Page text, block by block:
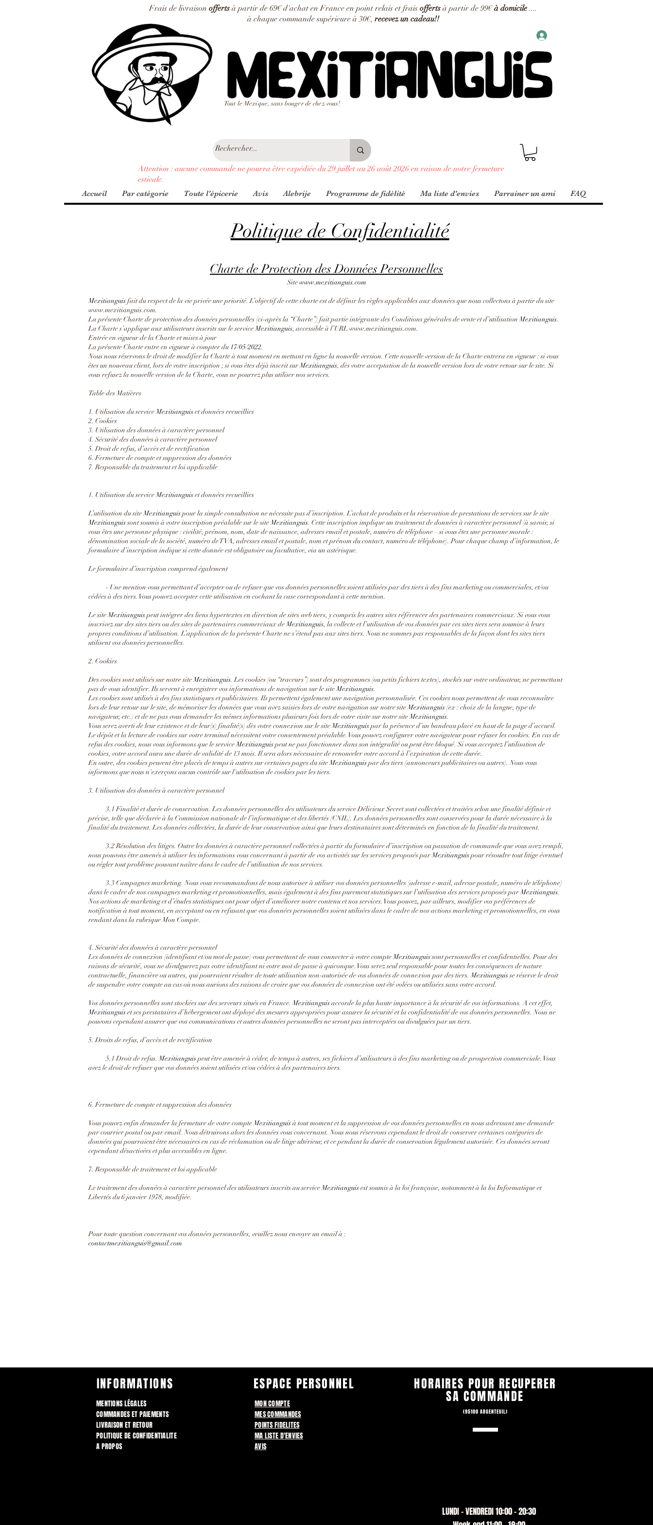
Tout le Mexique, sans bouger de chez vous!
Frais de livraison offerts à partir de 69€ d'achat en France en point relais et frais offerts à partir de 99€à domicile ....
à chaque commande supérieure à 30€, recevez un cadeau!!
Attention : aucune commande ne pourra être expédiée du 29 juillet au 26 août 2026 en raison de notre fermeture
estivale.
Accueil Par catégorie Toute l'épicerie Avis Alebrije Programme de fidélité Ma liste d'envies Parrainer un ami FAQ
Politique de Confidentialité
Charte de Protection des Données Personnelles
Sitewww.mexitianguis.com
Mexitianguisfait du respect de la vie privée une priorité. L’objectif de cette charte est de définir les règles applicables aux données que nous collectons à partir du site
www.mexitianguis.com.
La présente Charte de protection des données personnelles (ci-après la “Charte”) fait partie intégrante des Conditions générales de vente et d’utilisationMexitianguis.
La Charte s’applique aux utilisateurs inscrits sur le serviceMexitianguis, accessible à l’URL www.mexitianguis.com.
Entrée en vigueur de la Charte et mises à jour
La présente Charte entre en vigueur à compter du 17/05/2022.
Nous nous réservons le droit de modifier la Charte à tout moment en mettant en ligne la nouvelle version. Cette nouvelle version de la Charte entrera en vigueur : si vous
êtes un nouveau client, lors de votre inscription ; si vous êtes déjà inscrit surMexitianguis, dès votre acceptation de la nouvelle version lors de votre retour sur le site. Si
vous refusez la nouvelle version de la Charte, vous ne pourrez plus utiliser nos services.
Table des Matières
1. Utilisation du serviceMexitianguiset données recueillies
2. Cookies
3. Utilisation des données à caractère personnel
4. Sécurité des données à caractère personnel
5. Droit de refus, d’accès et de rectification
6. Fermeture de compte et suppression des données
7. Responsable du traitement et loi applicable
1. Utilisation du serviceMexitianguiset données recueillies
L’utilisation du siteMexitianguispour la simple consultation ne nécessite pas d’inscription. L’achat de produits et la réservation de prestations de services sur le site
Mexitianguissont soumis à votre inscription préalable sur le siteMexitianguis. Cette inscription implique un traitement de données à caractère personnel (à savoir, si
vous êtes une personne physique : civilité, prénom, nom, date de naissance, adresses email et postale, numéro de téléphone – si vous êtes une personne morale :
dénomination sociale de la société, numéro de TVA, adresses email et postale, nom et prénom du contact, numéro de téléphone). Pour chaque champ d’information, le
formulaire d’inscription indique si cette donnée est obligatoire ou facultative, via un astérisque.
Le formulaire d’inscription comprend également
- Une mention vous permettant d’accepter ou de refuser que vos données personnelles soient utilisées par des tiers à des fins marketing ou commerciales, et/ou
cédées à des tiers. Vous pouvez accepter cette utilisation en cochant la case correspondant à cette mention.
Le siteMexitianguispeut intégrer des liens hypertextes en direction de sites web tiers, y compris les autres sites référencer des partenaires commerciaux. Si vous vous
inscrivez sur des sites tiers ou des sites de partenaires commerciaux deMexitianguis, la collecte et l’utilisation de vos données par ces sites tiers sera soumise à leurs
propres conditions d’utilisation. L’application de la présente Charte ne s’étend pas aux sites tiers. Nous ne sommes pas responsables de la façon dont les sites tiers
utilisent vos données personnelles.
2. Cookies
Des cookies sont utilisés sur notre siteMexitianguis. Les cookies (ou “traceurs”) sont des programmes (ou petits fichiers textes), stockés sur votre ordinateur, ne permettant
pas de vous identifier. Ils servent à enregistrer vos informations de navigation sur le siteMexitianguis.
Les cookies sont utilisés à des fins statistiques et publicitaires. Ils permettent également une navigation personnalisée. Ces cookies nous permettent de vous reconnaître
lors de leur retour sur le site, de mémoriser les données que vous avez saisies lors de votre navigation sur notre siteMexitianguis(ex : choix de la langue, type de
navigateur, etc.) et de ne pas vous demander les mêmes informations plusieurs fois lors de votre visite sur notre siteMexitianguis.
Vous serez averti de leur existence et de leur(s) finalité(s) dès votre connexion sur le siteMexitianguispar la présence d’un bandeau placé en haut de la page d’accueil.
Le dépôt et la lecture de cookies sur votre terminal nécessitent votre consentement préalable. Vous pouvez configurer votre navigateur pour refuser les cookies. En cas de
refus des cookies, nous vous informons que le serviceMexitianguispeut ne pas fonctionner dans son intégralité ou peut être bloqué. Si vous acceptez l’utilisation de
cookies, votre accord aura une durée de validité de 13 mois. Il sera alors nécessaire de renouveler votre accord à l’expiration de cette durée.
En outre, des cookies peuvent être placés de temps à autres sur certaines pages du siteMexitianguispar des tiers (annonceurs publicitaires ou autres). Nous vous
informons que nous n'exerçons aucun contrôle sur l'utilisation de cookies par les tiers.
3. Utilisation des données à caractère personnel
3.1 Finalité et durée de conservation. Les données personnelles des utilisateurs du service Délicieux Secret sont collectées et traitées selon une finalité définie et
précise, telle que déclarée à la Commission nationale de l’informatique et des libertés (CNIL). Les données personnelles sont conservées pour la durée nécessaire à la
finalité du traitement. Les données collectées, la durée de leur conservation ainsi que leurs destinataires sont déterminés en fonction de la finalité du traitement.
3.2 Résolution des litiges. Outre les données à caractère personnel collectées à partir du formulaire d’inscription ou passation de commande que vous avez rempli,
nous pouvons être amenés à utiliser les informations vous concernant à partir de vos activités sur les services proposés parMexitianguispour résoudre tout litige éventuel
ou régler tout problème pouvant naître dans le cadre de l’utilisation de nos services.
3.3 Campagnes marketing. Nous vous recommandons de nous autoriser à utiliser vos données personnelles (adresse e-mail, adresse postale, numéro de téléphone)
dans le cadre de nos campagnes marketing et promotionnelles, mais également à des fins purement statistiques sur l’utilisation des services proposés parMexitianguis.
Nos actions de marketing et d’études statistiques ont pour objet d’améliorer notre contenu et nos services. Vous pouvez, par ailleurs, modifier vos préférences de
notification à tout moment, en acceptant ou en refusant que vos données personnelles soient utilisées dans le cadre de nos actions marketing et promotionnelles, en vous
rendant dans la rubrique Mon Compte.
4. Sécurité des données à caractère personnel
Les données de connexion (identifiant et/ou mot de passe) vous permettant de vous connecter à votre compteMexitianguissont personnelles et confidentielles. Pour des
raisons de sécurité, vous ne divulguerez pas votre identifiant ni votre mot de passe à quiconque. Vous serez seul responsable pour toutes les conséquences de nature
contractuelle, financière ou autres, qui pourraient résulter de toute utilisation non-autorisée de vos données de connexion par des tiers.Mexitianguisse réserve le droit
de suspendre votre compte au cas où nous aurions des raisons de croire que vos données de connexion ont été volées ou utilisées sans votre accord.
Vos données personnelles sont stockées sur des serveurs situés en France.Mexitianguisaccorde la plus haute importance à la sécurité de vos informations. A cet effet,
Mexitianguiset ses prestataires d’hébergement ont déployé des mesures appropriées pour assurer la sécurité et la confidentialité de vos données personnelles. Nous ne
pouvons cependant assurer que vos communications et autres données personnelles ne seront pas interceptées ou divulguées par un tiers.
5. Droits de refus, d’accès et de rectification
5.1 Droit de refus.Mexitianguispeut être amenée à céder, de temps à autres, ses fichiers d’utilisateurs à des fins marketing ou de prospection commerciale. Vous
avez le droit de refuser que vos données soient utilisées et/ou cédées à des partenaires tiers.
6. Fermeture de compte et suppression des données
Vous pouvez enfin demander la fermeture de votre compteMexitianguisà tout moment et la suppression de vos données personnelles en nous adressant une demande
par courrier postal ou par email. Nous détruirons alors les données vous concernant. Nous nous réservons cependant le droit de conserver certaines catégories de
données qui pourraient être nécessaires en cas de réclamation ou de litige ultérieur, et ce pendant la durée de conservation légalement autorisée. Ces données seront
cependant désactivées et plus accessibles en ligne.
7. Responsable de traitement et loi applicable
Le traitement des données à caractère personnel des utilisateurs inscrits au serviceMexitianguisest soumis à la loi française, notamment à la loi Informatique et
Libertés du 6 janvier 1978, modifiée.
Pour toute question concernant vos données personnelles, veuillez nous envoyer un email à :
contactmexitianguis@gmail.com
INFORMATIONS
MENTIONS LÉGALES
COMMANDES ET PAIEMENTS
LIVRAISON ET RETOUR
POLITIQUE DE CONFIDENTIALITE
A PROPOS
ESPACE PERSONNEL
MON COMPTE
MES COMMANDES
POINTS FIDELITES
MA LISTE D'ENVIES
AVIS
HORAIRES POUR RECUPERER
SA COMMANDE
(95100 ARGENTEUIL)
LUNDI - VENDREDI 10:00 - 20:30